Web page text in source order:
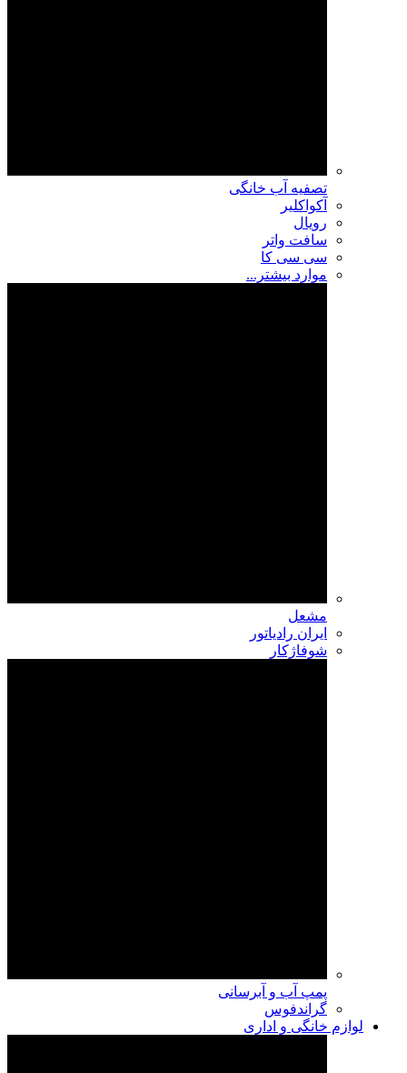
تصفیه آب خانگی
آکواکلیر
رویال
سافت واتر
سی سی کا
موارد بیشتر...
مشعل
ایران رادیاتور
شوفاژکار
پمپ آب و آبرسانی
گراندفوس
لوازم خانگی و اداری